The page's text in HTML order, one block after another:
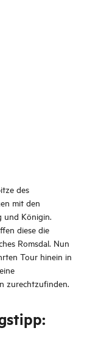
des
mit den
und Königin.
diese die
Romsdal. Nun
Tour hinein in
zurechtzufinden.